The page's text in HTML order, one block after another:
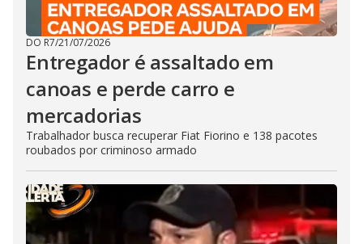
DO R7/21/07/2026
Entregador é assaltado em
canoas e perde carro e
mercadorias
Trabalhador busca recuperar Fiat Fiorino e 138 pacotes
roubados por criminoso armado